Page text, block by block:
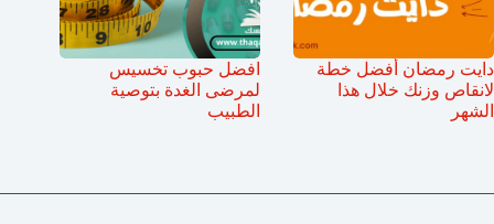
دايت رمضان أفضل خطة
لانقاص وزنك خلال هذا
الشهر
افضل حبوب تخسيس
لمرضى الغدة بتوصية
الطبيب